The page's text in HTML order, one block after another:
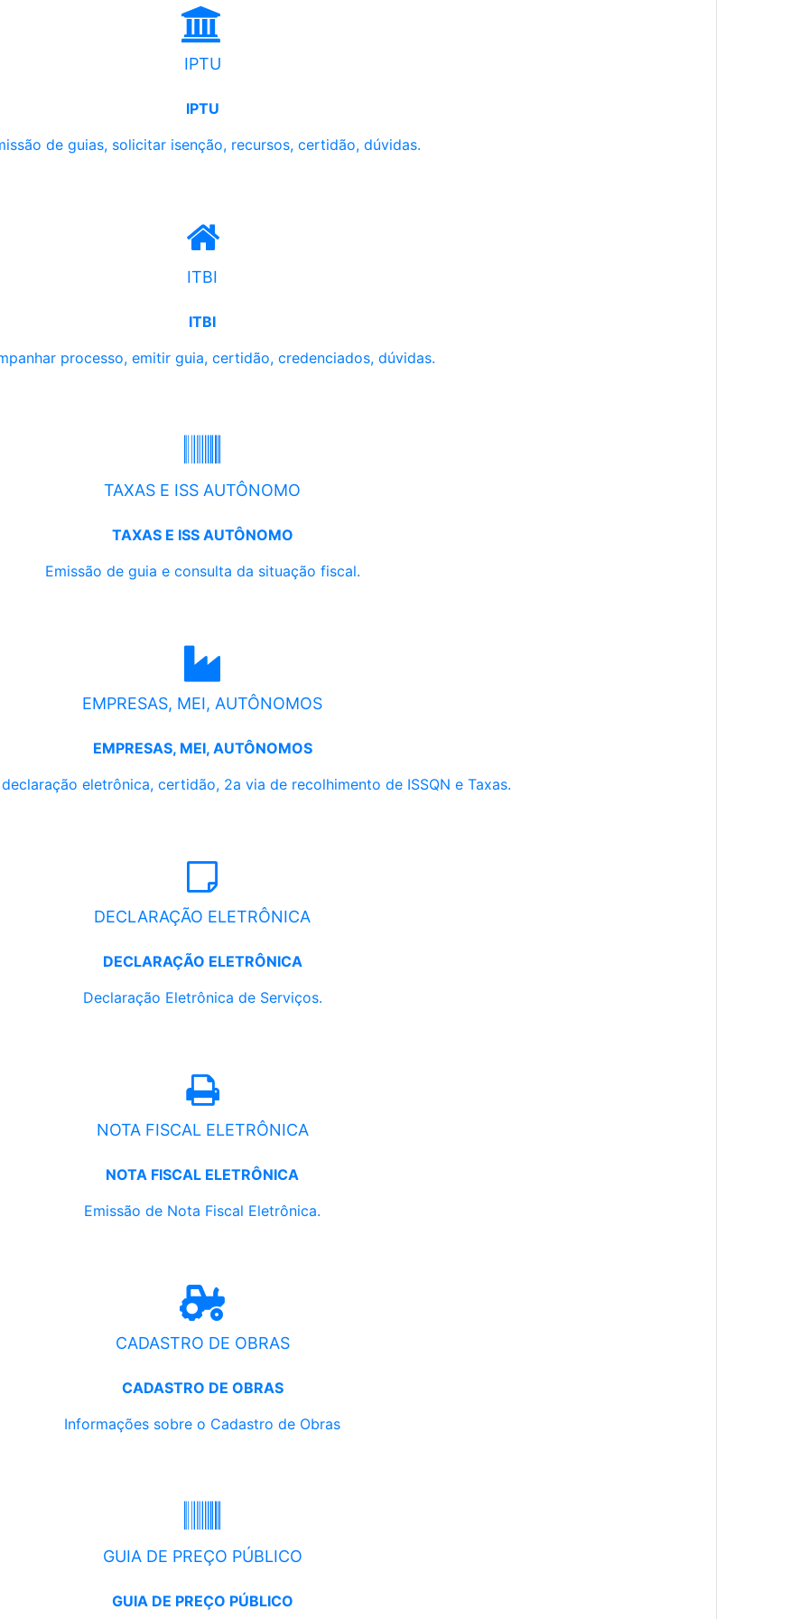
IPTU
IPTU
de guias, solicitar isenção, recursos, certidão, dúvidas.
ITBI
ITBI
processo, emitir guia, certidão, credenciados, dúvidas.
TAXAS E ISS AUTÔNOMO
TAXAS E ISS AUTÔNOMO
Emissão de guia e consulta da situação fiscal.
EMPRESAS, MEI, AUTÔNOMOS
EMPRESAS, MEI, AUTÔNOMOS
eletrônica, certidão, 2a via de recolhimento de ISSQN e Taxas.
DECLARAÇÃO ELETRÔNICA
DECLARAÇÃO ELETRÔNICA
Declaração Eletrônica de Serviços.
NOTA FISCAL ELETRÔNICA
NOTA FISCAL ELETRÔNICA
Emissão de Nota Fiscal Eletrônica.
CADASTRO DE OBRAS
CADASTRO DE OBRAS
Informações sobre o Cadastro de Obras
GUIA DE PREÇO PÚBLICO
GUIA DE PREÇO PÚBLICO